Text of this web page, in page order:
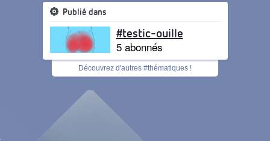
Publié dans
#testic-ouille
5 abonnés
Découvrez d'autres #thématiques !